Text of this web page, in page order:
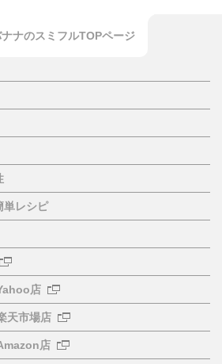
ナのスミフルTOPページ
単レシピ
店
天市場店
店